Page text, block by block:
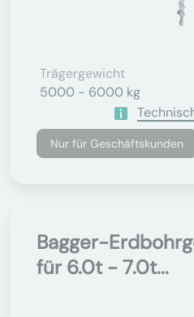
Trägergewicht
5000 - 6000 kg
Nur für Geschäftskunden
Bagger-
für 6.0t - 7.0t...